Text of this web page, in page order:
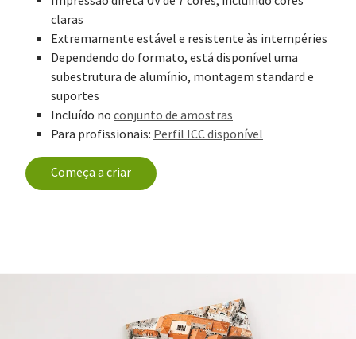
claras
Extremamente estável e resistente às intempéries
Dependendo do formato, está disponível uma
subestrutura de alumínio, montagem standard e
suportes
Incluído no conjunto de amostras
Para profissionais: Perfil ICC disponível
Começa a criar